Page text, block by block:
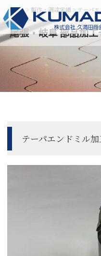
ホーム> 製作・調達実績 > テーパ
尾張・岐阜 部品加
テーパエンドミル加